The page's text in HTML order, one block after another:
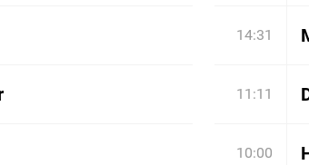
14:31
11:11
10:00